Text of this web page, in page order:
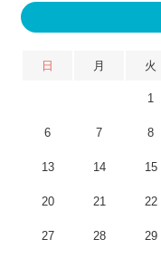
日 月 火
1
6 7 8
13 14 15
20 21 22
27 28 29